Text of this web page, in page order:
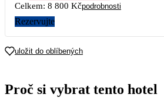
12
5 080
13 14
19
4 400
20
4 400
21 22
Celkem: 8 800 Kčpodrobnosti
Rezervujte
uložit do oblíbených
Proč si vybrat tento hotel